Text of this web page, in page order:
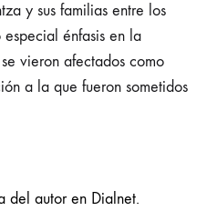
y sus familias entre los
énfasis en la
vieron afectados como
a la que fueron sometidos
del autor en Dialnet.